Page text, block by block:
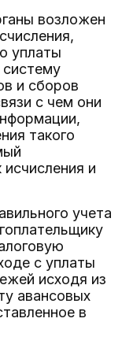
возложен
уплаты
и сборов
с чем они
такого
и
учета
с уплаты
исходя из
авансовых
в